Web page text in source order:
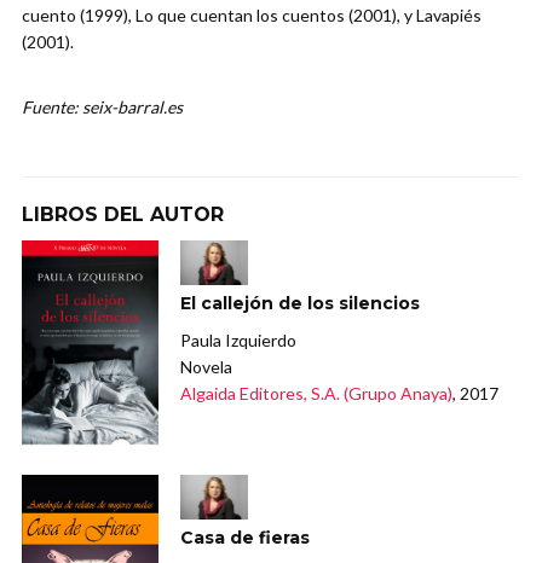
cuento (1999), Lo que cuentan los cuentos (2001), y Lavapiés
(2001).
Fuente: seix-barral.es
LIBROS DEL AUTOR
El callejón de los silencios
Paula Izquierdo
Novela
Algaida Editores, S.A. (Grupo Anaya), 2017
Casa de fieras